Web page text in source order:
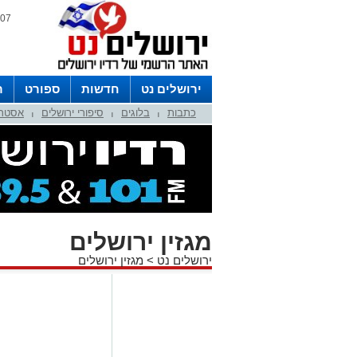
07 אוגוסט 2026 / 19:14
ירושלים נט חדשות ספורט
לפרסום ברדיו צרו קשר
לוח כתבות בלוגים סיפורי ירושלים
מגזין ירושלים
ירושלים נט > מגזין ירושלים